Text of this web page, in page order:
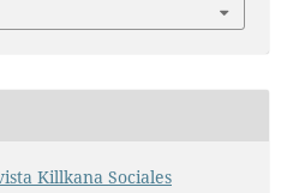
Killkana Sociales